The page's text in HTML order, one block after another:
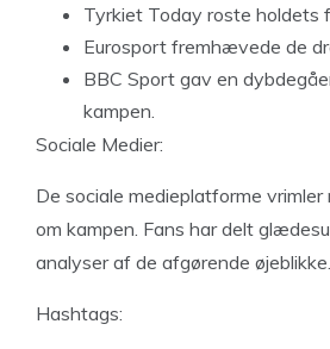
Tyrkiet Today roste holdets
Eurosport fremhævede de
BBC Sport gav en
kampen.
Sociale Medier:
De sociale medieplatforme vrimler
om kampen. Fans har delt
analyser af de afgørende øjeblikke.
Hashtags: